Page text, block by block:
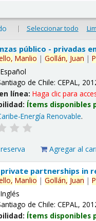
| Seleccionar todo
público - privadas
Manlio |Gollán, Juan |
Español
de Chile: CEPAL,
línea:Haga clic para
Ítems disponibles
Energía Renovable.
Agregar al
private partnerships in
Manlio |Gollán, Juan |
Inglés
de Chile: CEPAL,
Ítems disponibles